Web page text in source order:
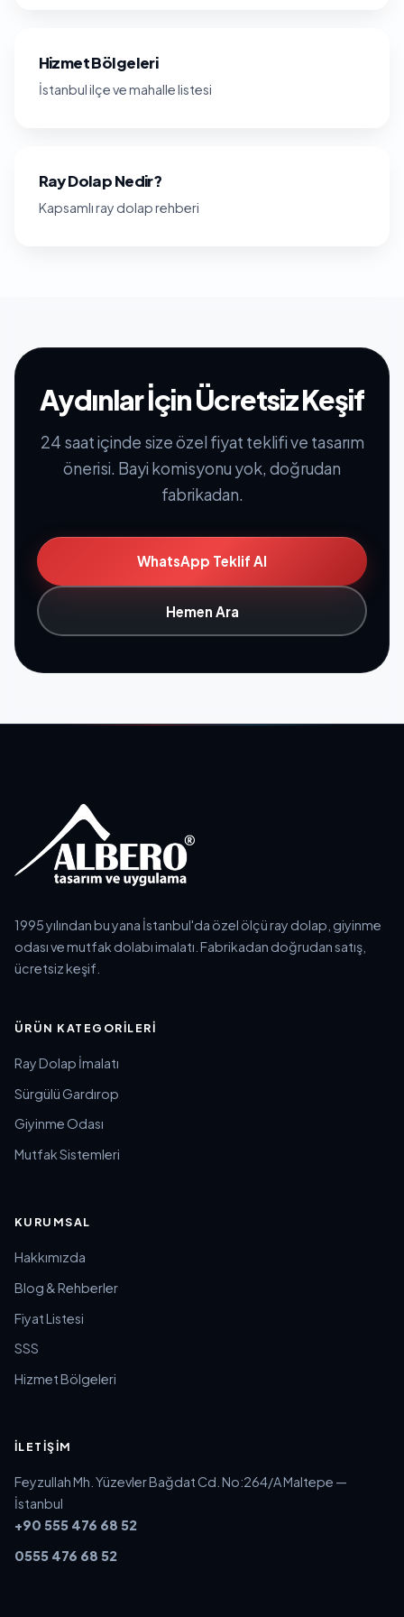
Hizmet Bölgeleri
İstanbul ilçe ve mahalle listesi
Ray Dolap Nedir?
Kapsamlı ray dolap rehberi
Aydınlar İçin Ücretsiz Keşif
24 saat içinde size özel fiyat teklifi ve tasarım
önerisi. Bayi komisyonu yok, doğrudan
fabrikadan.
WhatsApp Teklif Al
Hemen Ara
1995 yılından bu yana İstanbul'da özel ölçü ray dolap, giyinme
odası ve mutfak dolabı imalatı. Fabrikadan doğrudan satış,
ücretsiz keşif.
ÜRÜN KATEGORILERI
Ray Dolap İmalatı
Sürgülü Gardırop
Giyinme Odası
Mutfak Sistemleri
KURUMSAL
Hakkımızda
Blog & Rehberler
Fiyat Listesi
SSS
Hizmet Bölgeleri
İLETIŞIM
Feyzullah Mh. Yüzevler Bağdat Cd. No:264/A Maltepe —
İstanbul
+90 555 476 68 52
0555 476 68 52